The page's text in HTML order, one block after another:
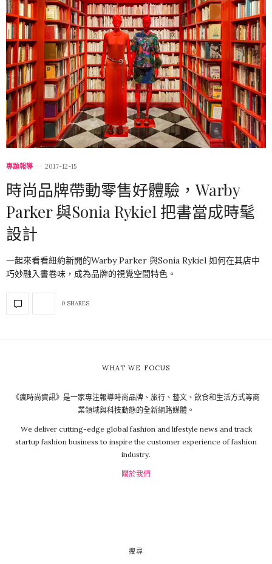
專題報導 2017-12-15
時尚品牌帶動零售好體驗，Warby
Parker 與Sonia Rykiel 把書當成時髦
設計
一起來看看紐約新開的Warby Parker 與Sonia Rykiel 如何在其店中
巧妙融入書卷味，成為品牌的視覺空間特色。
0 SHARES
WHAT WE FOCUS
《瘋時尚資訊》是一家專注報導時尚品牌、旅行、藝文、飲食和生活方式等商
業領域與科技動態的全新網路媒體。
We deliver cutting-edge global fashion and lifestyle news and track
startup fashion business to inspire the customer experience of fashion
industry.
關於我們
搜尋